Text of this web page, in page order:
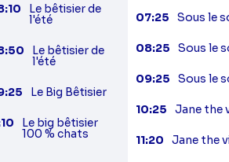
Le bêtisier de
l'été
Le bêtisier de
l'été
Le Big Bêtisier
Le big bêtisier
100 % chats
07:25 Sous le
08:25 Sous le
09:25 Sous le
10:25 Jane the
11:20 Jane the